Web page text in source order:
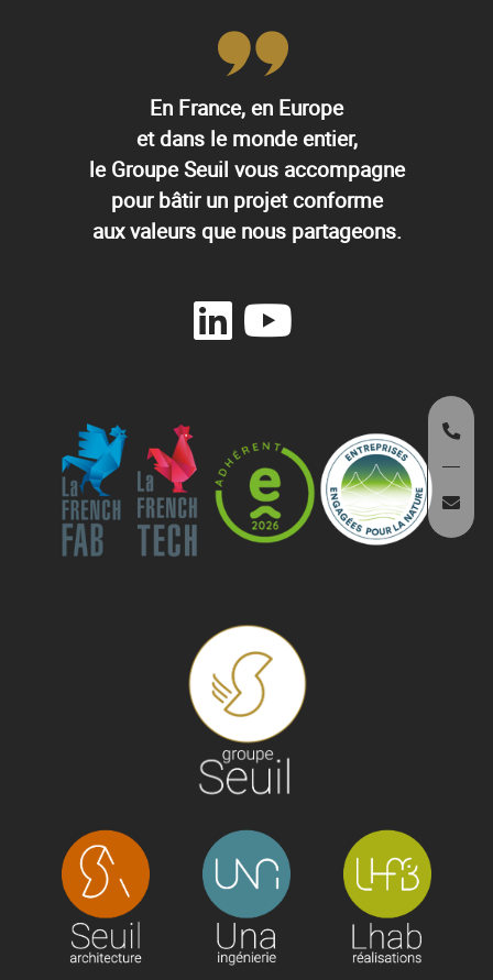
En France, en Europe
et dans le monde entier,
le Groupe Seuil vous accompagne
pour bâtir un projet conforme
aux valeurs que nous partageons.